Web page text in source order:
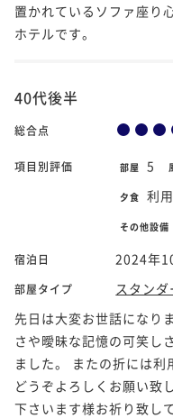
置かれているソファ座り
ホテルです。
40代後半
総合点
項目別評価 部屋 5
夕食 利
その他設備
宿泊日 2024年
部屋タイプ
スタン
先日は大変お世話になり
さや曖昧な記憶の可笑し
ました。 またの折には
どうぞよろしくお願い致
下さいます様お祈り致し